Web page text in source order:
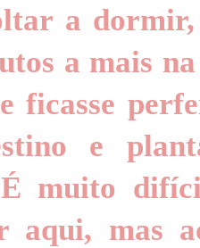
a
a mais
ficasse
e
muito
aqui, mas